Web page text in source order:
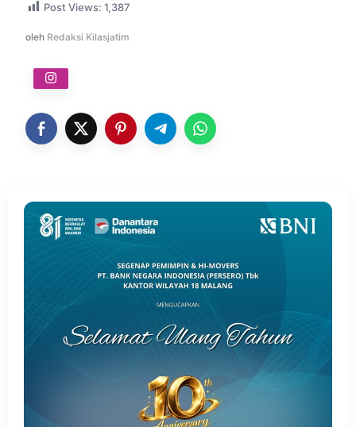
Post Views: 1,387
oleh Redaksi Kilasjatim